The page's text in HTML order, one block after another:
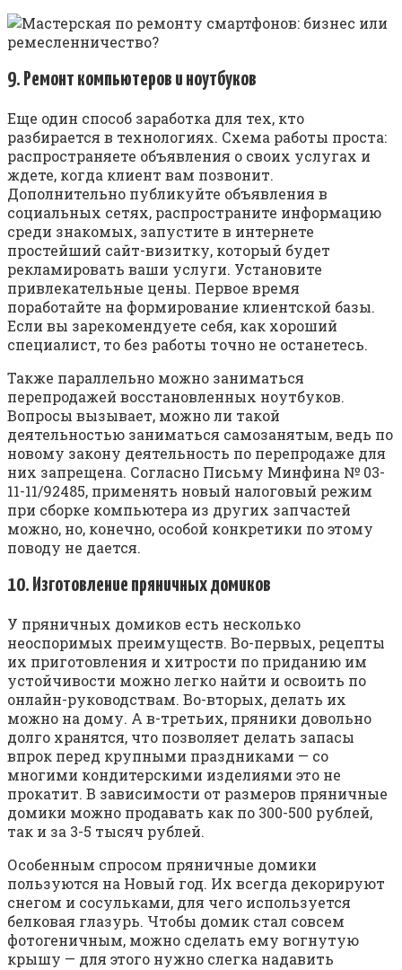
9. Ремонт компьютеров и ноутбуков
Еще один способ заработка для тех, кто
разбирается в технологиях. Схема работы проста:
распространяете объявления о своих услугах и
ждете, когда клиент вам позвонит.
Дополнительно публикуйте объявления в
социальных сетях, распространите информацию
среди знакомых, запустите в интернете
простейший сайт-визитку, который будет
рекламировать ваши услуги. Установите
привлекательные цены. Первое время
поработайте на формирование клиентской базы.
Если вы зарекомендуете себя, как хороший
специалист, то без работы точно не останетесь.
Также параллельно можно заниматься
перепродажей восстановленных ноутбуков.
Вопросы вызывает, можно ли такой
деятельностью заниматься самозанятым, ведь по
новому закону деятельность по перепродаже для
них запрещена. Согласно Письму Минфина № 03-
11-11/92485, применять новый налоговый режим
при сборке компьютера из других запчастей
можно, но, конечно, особой конкретики по этому
поводу не дается.
10. Изготовление пряничных домиков
У пряничных домиков есть несколько
неоспоримых преимуществ. Во-первых, рецепты
их приготовления и хитрости по приданию им
устойчивости можно легко найти и освоить по
онлайн-руководствам. Во-вторых, делать их
можно на дому. А в-третьих, пряники довольно
долго хранятся, что позволяет делать запасы
впрок перед крупными праздниками — со
многими кондитерскими изделиями это не
прокатит. В зависимости от размеров пряничные
домики можно продавать как по 300-500 рублей,
так и за 3-5 тысяч рублей.
Особенным спросом пряничные домики
пользуются на Новый год. Их всегда декорируют
снегом и сосульками, для чего используется
белковая глазурь. Чтобы домик стал совсем
фотогеничным, можно сделать ему вогнутую
крышу — для этого нужно слегка надавить